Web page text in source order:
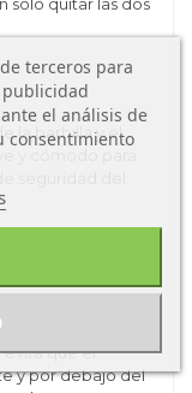
la barbilla y el
y cómodo para
seguridad del
para
evita que el
y por debajo del
terceros para
el análisis de
consentimiento